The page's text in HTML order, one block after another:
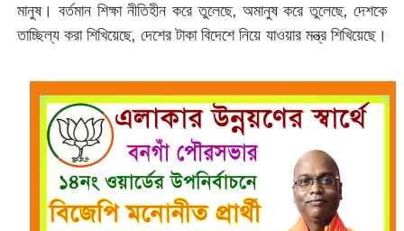
মানুষ। বর্তমান শিক্ষা নীতিহীন করে তুলেছে, অমানুষ করে তুলেছে, দেশকে
তাচ্ছিল্য করা শিখিয়েছে, দেশের টাকা বিদেশে নিয়ে যাওয়ার মন্ত্র শিখিয়েছে।